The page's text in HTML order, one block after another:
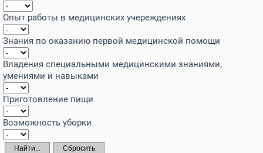
Опыт работы в медицинских учереждениях
Знания по оказанию первой медицинской помощи
Владения специальными медицинскими знаниями,
умениями и навыками
Приготовление пищи
Возможность уборки
Найти... Сбросить